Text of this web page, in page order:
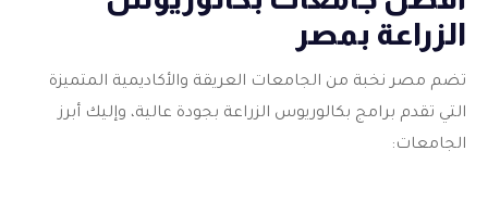
الزراعة بمصر
تضم مصر نخبة من الجامعات العريقة والأكاديمية المتميزة
التي تقدم برامج بكالوريوس الزراعة بجودة عالية، وإليك أبرز
الجامعات: